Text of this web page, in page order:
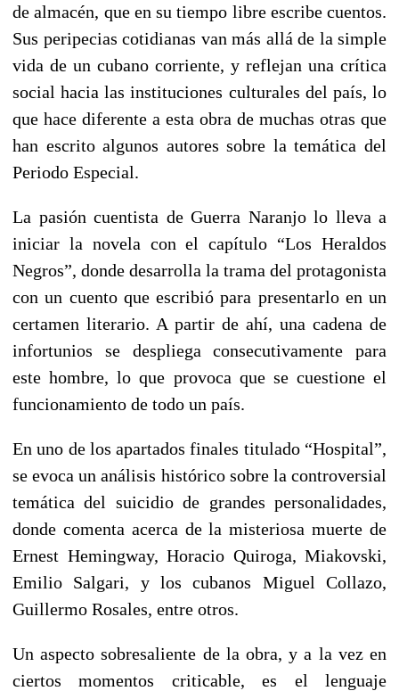
de almacén, que en su tiempo libre escribe cuentos.
Sus peripecias cotidianas van más allá de la simple
vida de un cubano corriente, y reflejan una crítica
social hacia las instituciones culturales del país, lo
que hace diferente a esta obra de muchas otras que
han escrito algunos autores sobre la temática del
Periodo Especial.
La pasión cuentista de Guerra Naranjo lo lleva a
iniciar la novela con el capítulo “Los Heraldos
Negros”, donde desarrolla la trama del protagonista
con un cuento que escribió para presentarlo en un
certamen literario. A partir de ahí, una cadena de
infortunios se despliega consecutivamente para
este hombre, lo que provoca que se cuestione el
funcionamiento de todo un país.
En uno de los apartados finales titulado “Hospital”,
se evoca un análisis histórico sobre la controversial
temática del suicidio de grandes personalidades,
donde comenta acerca de la misteriosa muerte de
Ernest Hemingway, Horacio Quiroga, Miakovski,
Emilio Salgari, y los cubanos Miguel Collazo,
Guillermo Rosales, entre otros.
Un aspecto sobresaliente de la obra, y a la vez en
ciertos momentos criticable, es el lenguaje